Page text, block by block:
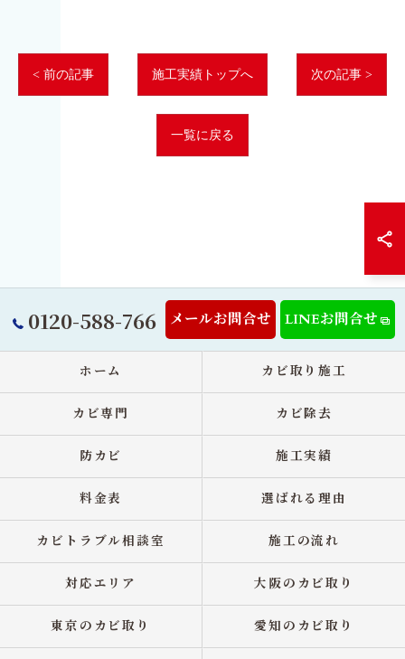
< 前の記事 施工実績トップへ 次の記事 >
一覧に戻る
0120-588-766 メールお問合せ LINEお問合せ
ホーム カビ取り施工
カビ専門 カビ除去
防カビ 施工実績
料金表 選ばれる理由
カビトラブル相談室 施工の流れ
対応エリア 大阪のカビ取り
東京のカビ取り 愛知のカビ取り